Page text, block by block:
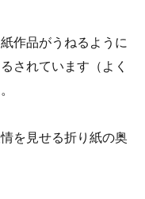
作品がうねるように
されています（よく
を見せる折り紙の奥